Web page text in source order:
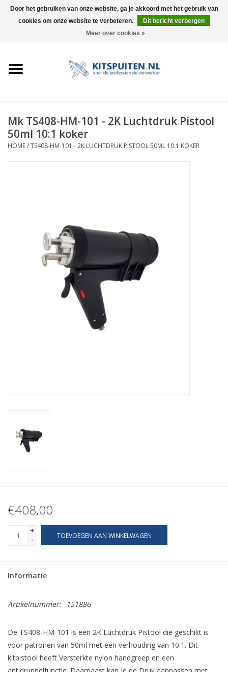
0 Artikelen - €0,00
ELEKTRISCH
Mk TS408-HM-101 - 2K Luchtdruk Pistool
50ml 10:1 koker
HOME/TS408-HM-101 - 2K LUCHTDRUK PISTOOL 50ML 10:1 KOKER
€408,00
+
-
TOEVOEGEN AAN WINKELWAGEN
Informatie
Artikelnummer: 151886
De TS408-HM-101 is een 2K Luchtdruk Pistool die geschikt is
voor patronen van 50ml met een verhouding van 10:1. Dit
kitpistool heeft Versterkte nylon handgreep en een
antidruppelfunctie. Daarnaast kan je de Druk aanpassen met
Door het gebruiken van onze website, ga je akkoord met het gebruik van
cookies om onze website te verbeteren.
Dit bericht verbergen
Meer over cookies »